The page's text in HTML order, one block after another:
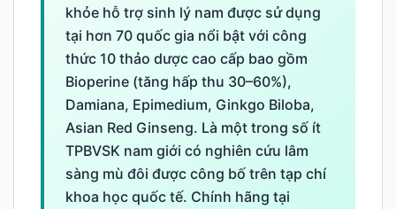
khỏe hỗ trợ sinh lý nam được sử dụng
tại hơn 70 quốc gia nổi bật với công
thức 10 thảo dược cao cấp bao gồm
Bioperine (tăng hấp thu 30–60%),
Damiana, Epimedium, Ginkgo Biloba,
Asian Red Ginseng. Là một trong số ít
TPBVSK nam giới có nghiên cứu lâm
sàng mù đôi được công bố trên tạp chí
khoa học quốc tế. Chính hãng tại